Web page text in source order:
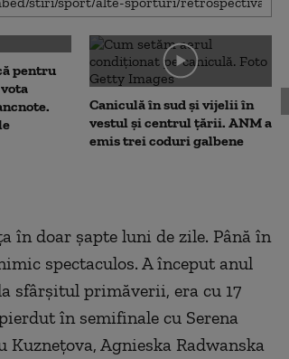
pentru
Caniculă în sud și vijelii în
vestul și centrul țării. ANM a
emis trei coduri galbene
în doar șapte luni de zile. Până în
spectaculos. A început anul
sfârșitul primăverii, era cu 17
în semifinale cu Serena
Agnieska Radwanska